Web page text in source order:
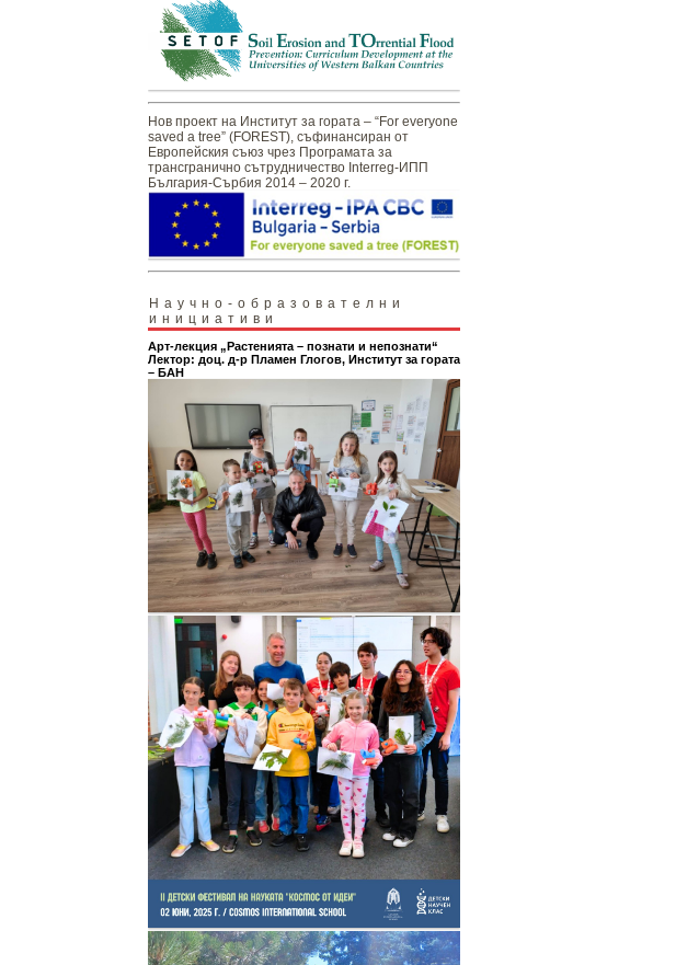
Нов проект на Институт за гората – “For everyone
saved a tree” (FOREST), съфинансиран от
Европейския съюз чрез Програмата за
трансгранично сътрудничество Interreg-ИПП
България-Сърбия 2014 – 2020 г.
Научно-образователни
инициативи
Арт-лекция „Растенията – познати и непознати“
Лектор: доц. д-р Пламен Глогов, Институт за гората
– БАН